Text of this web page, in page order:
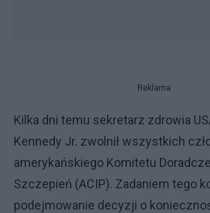
Reklama
Kilka dni temu sekretarz zdrowia
Kennedy Jr. zwolnił wszystkich
amerykańskiego Komitetu
Szczepień (ACIP). Zadaniem tego
podejmowanie decyzji o